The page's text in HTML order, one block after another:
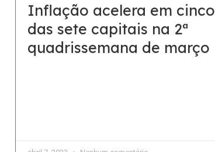
Inflação acelera em cinco
das sete capitais na 2ª
quadrissemana de março